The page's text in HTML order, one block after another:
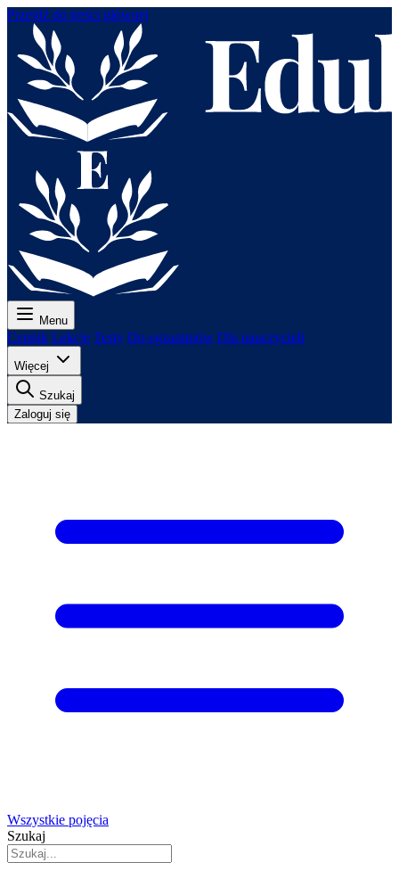
Przejdź do treści głównej
Menu
Cennik Lekcje Testy Do egzaminów Dla nauczycieli
Więcej
Szukaj
Zaloguj się
Wszystkie pojęcia
Szukaj